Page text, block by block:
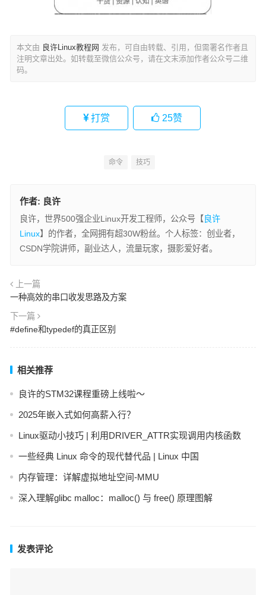
本文由 良许Linux教程网 发布，可自由转载、引用，但需署名作者且
注明文章出处。如转载至微信公众号，请在文末添加作者公众号二维
码。
打赏 25赞
命令 技巧
作者: 良许
良许，世界500强企业Linux开发工程师，公众号【 良许
Linux】的作者，全网拥有超30W粉丝。个人标签：创业者，
CSDN学院讲师，副业达人，流量玩家，摄影爱好者。
上一篇
一种高效的串口收发思路及方案
下一篇
#define和typedef的真正区别
相关推荐
良许的STM32课程重磅上线啦～
2025年嵌入式如何高薪入行？
Linux驱动小技巧 | 利用DRIVER_ATTR实现调用内核函数
一些经典 Linux 命令的现代替代品 | Linux 中国
内存管理：详解虚拟地址空间-MMU
深入理解glibc malloc：malloc() 与 free() 原理图解
发表评论